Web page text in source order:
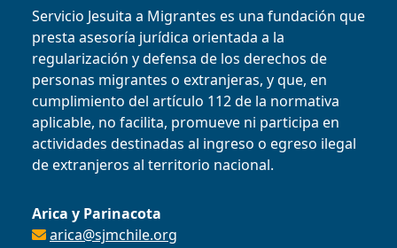
Servicio Jesuita a Migrantes es una fundación que
presta asesoría jurídica orientada a la
regularización y defensa de los derechos de
personas migrantes o extranjeras, y que, en
cumplimiento del artículo 112 de la normativa
aplicable, no facilita, promueve ni participa en
actividades destinadas al ingreso o egreso ilegal
de extranjeros al territorio nacional.
Arica y Parinacota
arica@sjmchile.org